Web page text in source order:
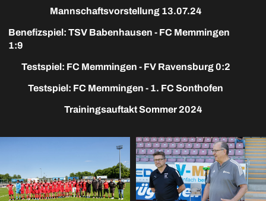
Mannschaftsvorstellung 13.07.24
Benefizspiel: TSV Babenhausen - FC Memmingen
1:9
Testspiel: FC Memmingen - FV Ravensburg 0:2
Testspiel: FC Memmingen - 1. FC Sonthofen
Trainingsauftakt Sommer 2024